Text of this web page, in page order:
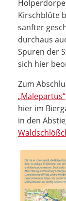
Kirschblüte
sanfter
durchaus
Spuren der
sich hier
Zum
„Malepartus“
hier im
in den